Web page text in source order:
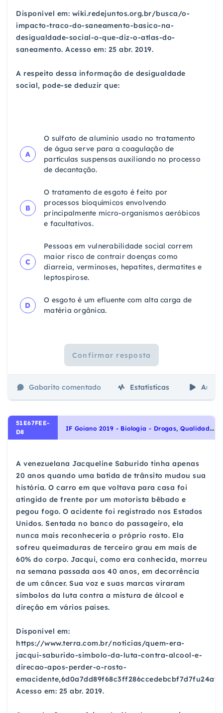
Disponível em: wiki.redejuntos.org.br/busca/o-
impacto-traco-do-saneamento-basico-na-
desigualdade-social-o-que-diz-o-atlas-do-
saneamento. Acesso em: 25 abr. 2019.
A respeito dessa informação de desigualdade
social, pode-se deduzir que:
A
O sulfato de alumínio usado no tratamento
de água serve para a coagulação de
partículas suspensas auxiliando no processo
de decantação.
B
O tratamento de esgoto é feito por
processos bioquímicos envolvendo
principalmente micro-organismos aeróbicos
e facultativos.
C
Pessoas em vulnerabilidade social correm
maior risco de contrair doenças como
diarreia, verminoses, hepatites, dermatites e
leptospirose.
D
O esgoto é um efluente com alta carga de
matéria orgânica.
Confirmar resposta
Gabarito comentado Estatísticas Aulas
51E67FEE-
D8
I
F Goiano 2019 - Biologia - Drogas, Qualidade de vida das populações humanas
A venezuelana Jacqueline Saburido tinha apenas
20 anos quando uma batida de trânsito mudou sua
história. O carro em que voltava para casa foi
atingido de frente por um motorista bêbado e
pegou fogo. O acidente foi registrado nos Estados
Unidos. Sentada no banco do passageiro, ela
nunca mais reconheceria o próprio rosto. Ela
sofreu queimaduras de terceiro grau em mais de
60% do corpo. Jacqui, como era conhecida, morreu
na semana passada aos 40 anos, em decorrência
de um câncer. Sua voz e suas marcas viraram
símbolos da luta contra a mistura de álcool e
direção em vários países.
Disponível em:
https://www.terra.com.br/noticias/quem-era-
jacqui-saburido-simbolo-da-luta-contra-alcool-e-
direcao-apos-perder-o-rosto-
Acesso em: 25 abr. 2019.